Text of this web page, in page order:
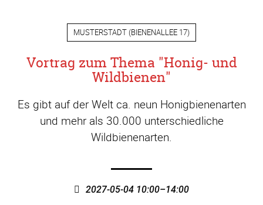
MUSTERSTADT (BIENENALLEE 17)
Vortrag zum Thema "Honig- und
Wildbienen"
Es gibt auf der Welt ca. neun Honigbienenarten
und mehr als 30.000 unterschiedliche
Wildbienenarten.
2027-05-04 10:00–14:00